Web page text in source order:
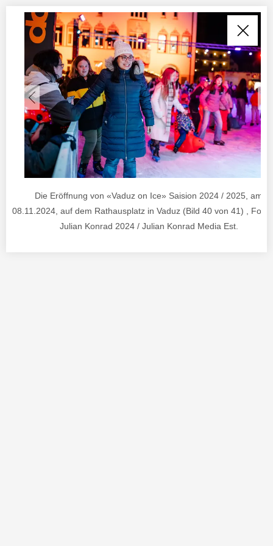
Die Eröffnung von «Vaduz on Ice» Saision 2024 / 2025, am
08.11.2024, auf dem Rathausplatz in Vaduz (Bild 40 von 41) , Foto
Julian Konrad 2024 / Julian Konrad Media Est.